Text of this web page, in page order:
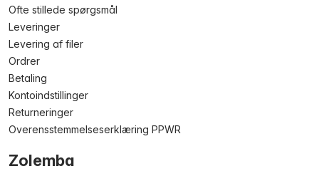
Ofte stillede spørgsmål
Leveringer
Levering af filer
Ordrer
Betaling
Kontoindstillinger
Returneringer
Overensstemmelseserklæring PPWR
Zolemba